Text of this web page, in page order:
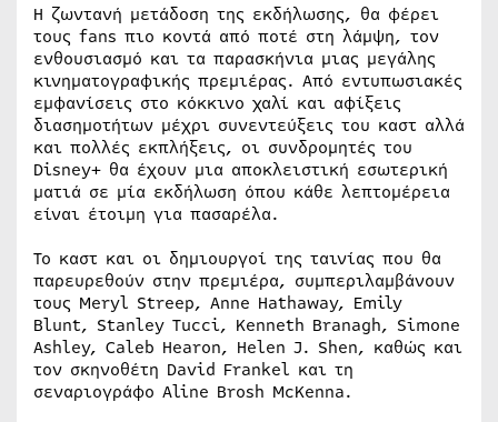
Η ζωντανή μετάδοση της εκδήλωσης, θα φέρει
τους fans πιο κοντά από ποτέ στη λάμψη, τον
ενθουσιασμό και τα παρασκήνια μιας μεγάλης
κινηματογραφικής πρεμιέρας. Από εντυπωσιακές
εμφανίσεις στο κόκκινο χαλί και αφίξεις
διασημοτήτων μέχρι συνεντεύξεις του καστ αλλά
και πολλές εκπλήξεις, οι συνδρομητές του
Disney+ θα έχουν μια αποκλειστική εσωτερική
ματιά σε μία εκδήλωση όπου κάθε λεπτομέρεια
είναι έτοιμη για πασαρέλα.
Το καστ και οι δημιουργοί της ταινίας που θα
παρευρεθούν στην πρεμιέρα, συμπεριλαμβάνουν
τους Meryl Streep, Anne Hathaway, Emily
Blunt, Stanley Tucci, Kenneth Branagh, Simone
Ashley, Caleb Hearon, Helen J. Shen, καθώς και
τον σκηνοθέτη David Frankel και τη
σεναριογράφο Aline Brosh McKenna.